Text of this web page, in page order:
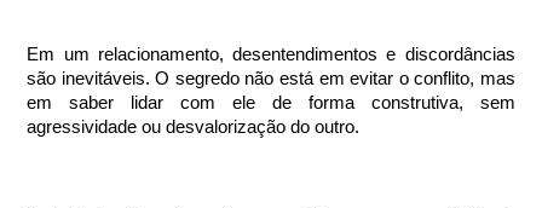
Em um relacionamento, desentendimentos e discordâncias
são inevitáveis. O segredo não está em evitar o conflito, mas
em saber lidar com ele de forma construtiva, sem
agressividade ou desvalorização do outro.